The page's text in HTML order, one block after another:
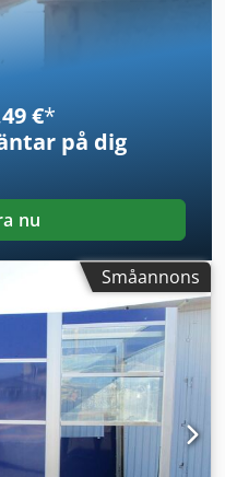
€*
på dig
nu
Småannons